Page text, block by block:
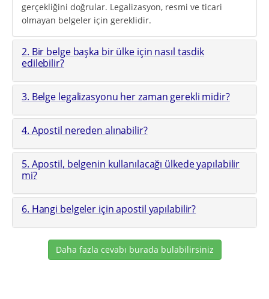
gerçekliğini doğrular. Legalizasyon, resmi ve ticari
olmayan belgeler için gereklidir.
2. Bir belge başka bir ülke için nasıl tasdik
edilebilir?
3. Belge legalizasyonu her zaman gerekli midir?
4. Apostil nereden alınabilir?
5. Apostil, belgenin kullanılacağı ülkede yapılabilir
mi?
6. Hangi belgeler için apostil yapılabilir?
Daha fazla cevabı burada bulabilirsiniz